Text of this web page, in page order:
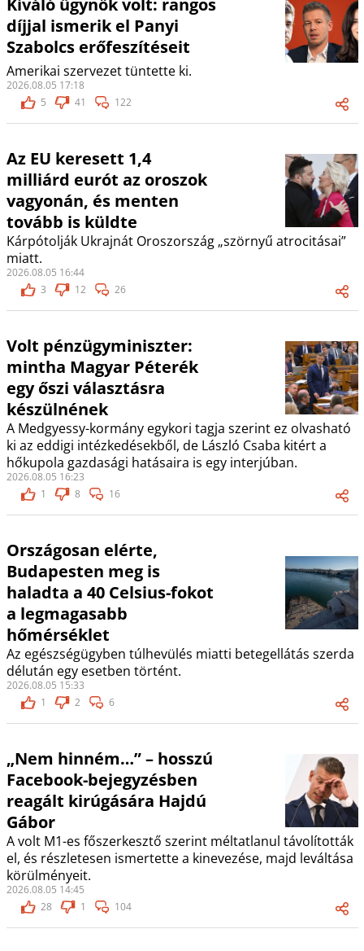
Kiváló ügynök volt: rangos
díjjal ismerik el Panyi
Szabolcs erőfeszítéseit
Amerikai szervezet tüntette ki.
2026.08.05 17:18
5
41 122
Az EU keresett 1,4
milliárd eurót az oroszok
vagyonán, és menten
tovább is küldte
Kárpótolják Ukrajnát Oroszország „szörnyű atrocitásai”
miatt.
2026.08.05 16:44
3
12 26
Volt pénzügyminiszter:
mintha Magyar Péterék
egy őszi választásra
készülnének
A Medgyessy-kormány egykori tagja szerint ez olvasható
ki az eddigi intézkedésekből, de László Csaba kitért a
hőkupola gazdasági hatásaira is egy interjúban.
2026.08.05 16:23
1
8 16
Országosan elérte,
Budapesten meg is
haladta a 40 Celsius-fokot
a legmagasabb
hőmérséklet
Az egészségügyben túlhevülés miatti betegellátás szerda
délután egy esetben történt.
2026.08.05 15:33
1
2 6
„Nem hinném…” – hosszú
Facebook-bejegyzésben
reagált kirúgására Hajdú
Gábor
A volt M1-es főszerkesztő szerint méltatlanul távolították
el, és részletesen ismertette a kinevezése, majd leváltása
körülményeit.
2026.08.05 14:45
28
1 104